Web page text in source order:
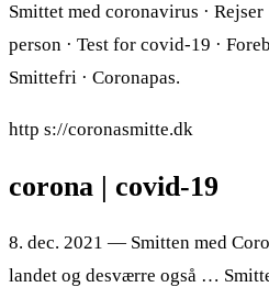
Smittet med coronavirus ·
person · Test for covid-19 ·
Smittefri · Coronapas.
http s://coronasmitte.dk
corona | covid-19
8. dec. 2021 — Smitten med
landet og desværre også …